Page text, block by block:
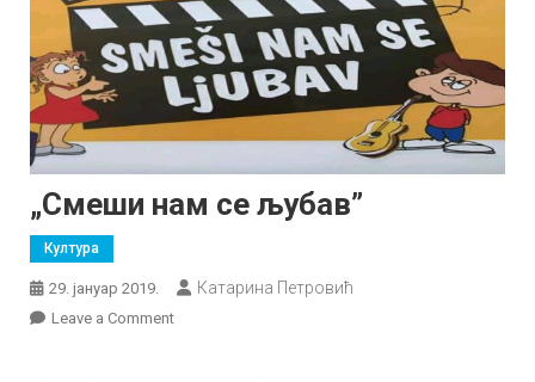
„Смеши нам се љубав”
Култура
29. јануар 2019. Катарина Петровић
Leave a Commenton